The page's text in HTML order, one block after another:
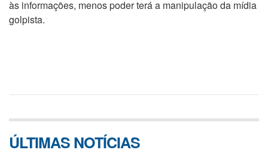
às informações, menos poder terá a manipulação da mídia
golpista.
ÚLTIMAS NOTÍCIAS